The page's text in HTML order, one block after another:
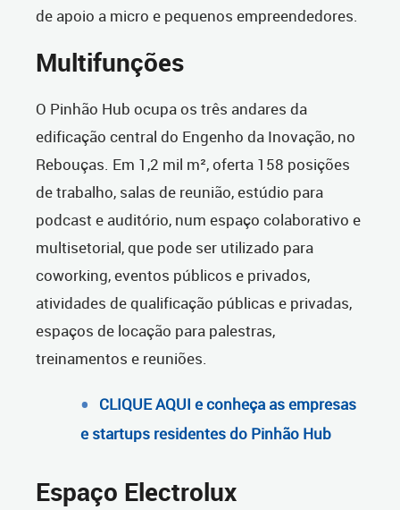
de apoio a micro e pequenos empreendedores.
Multifunções
O Pinhão Hub ocupa os três andares da
edificação central do Engenho da Inovação, no
Rebouças. Em 1,2 mil m², oferta 158 posições
de trabalho, salas de reunião, estúdio para
podcast e auditório, num espaço colaborativo e
multisetorial, que pode ser utilizado para
coworking, eventos públicos e privados,
atividades de qualificação públicas e privadas,
espaços de locação para palestras,
treinamentos e reuniões.
CLIQUE AQUI e conheça as empresas
e startups residentes do Pinhão Hub
Espaço Electrolux